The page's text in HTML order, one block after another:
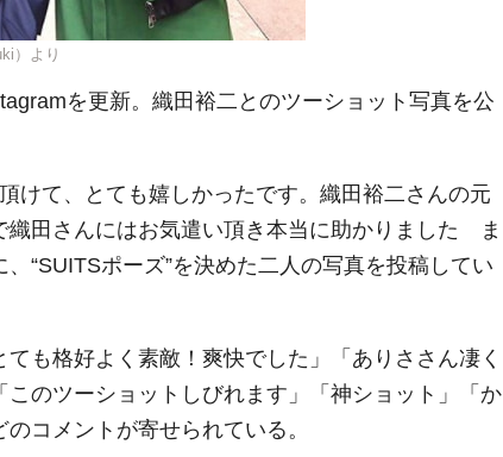
）より
を更新。織田裕二とのツーショット写真を公
けて、とても嬉しかったです。織田裕二さんの元
田さんにはお気遣い頂き本当に助かりました ま
“SUITSポーズ”を決めた二人の写真を投稿してい
も格好よく素敵！爽快でした」「ありささん凄く
のツーショットしびれます」「神ショット」「か
コメントが寄せられている。